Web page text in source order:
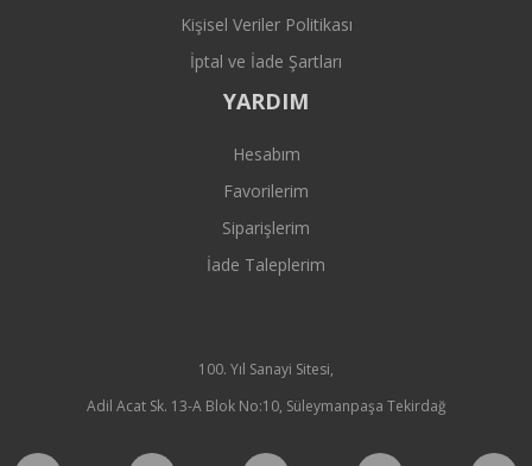
Kişisel Veriler Politikası
İptal ve İade Şartları
YARDIM
Hesabım
Favorilerim
Siparişlerim
İade Taleplerim
100. Yıl Sanayi Sitesi,
Adil Acat Sk. 13-A Blok No:10, Süleymanpaşa Tekirdağ